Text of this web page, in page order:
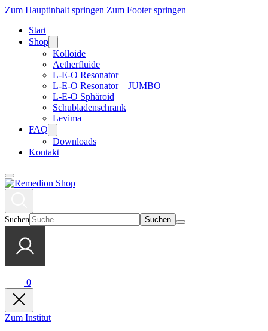
Zum Hauptinhalt springen Zum Footer springen
Start
Shop
Kolloide
Aetherfluide
L-E-O Resonator
L-E-O Resonator – JUMBO
L-E-O Sphäroid
Schubladenschrank
Levima
FAQ
Downloads
Kontakt
Suchen
0
Zum Institut